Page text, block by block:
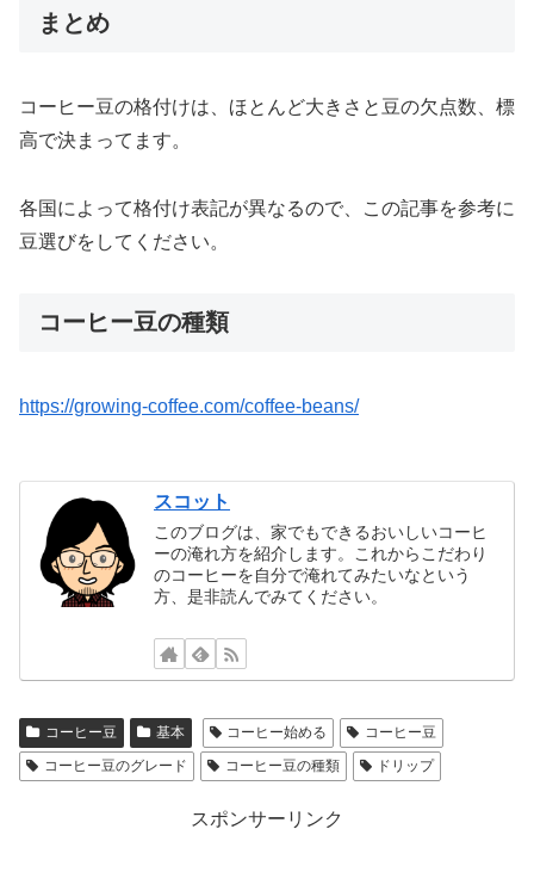
まとめ
コーヒー豆の格付けは、ほとんど大きさと豆の欠点数、標
高で決まってます。
各国によって格付け表記が異なるので、この記事を参考に
豆選びをしてください。
コーヒー豆の種類
https://growing-coffee.com/coffee-beans/
スコット
このブログは、家でもできるおいしいコーヒ
ーの淹れ方を紹介します。これからこだわり
のコーヒーを自分で淹れてみたいなという
方、是非読んでみてください。
コーヒー豆 基本 コーヒー始める
コーヒー豆
コーヒー豆のグレード
コーヒー豆の種類 ドリップ
スポンサーリンク